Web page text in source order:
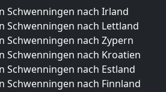
Schwenningen nach Irland
Schwenningen nach Lettland
Schwenningen nach Zypern
Schwenningen nach Kroatien
Schwenningen nach Estland
Schwenningen nach Finnland